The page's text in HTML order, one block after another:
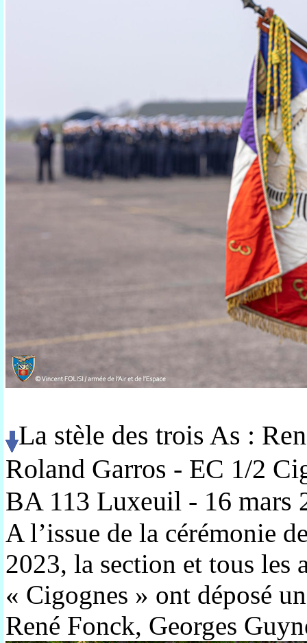
La stèle des trois As :
Roland Garros - EC 1/2
BA 113 Luxeuil - 16 mars
A l’issue de la cérémonie
2023, la section et tous les
« Cigognes » ont déposé
René Fonck, Georges